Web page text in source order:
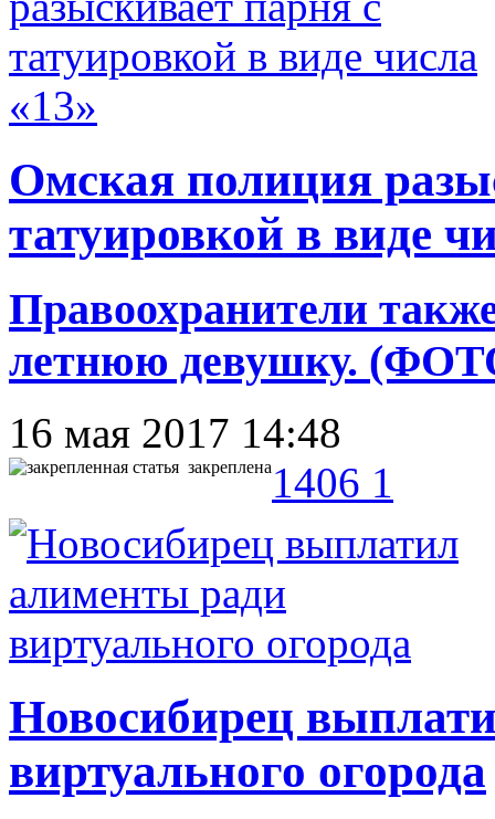
Омская полиция
татуировкой в виде
Правоохранители
летнюю девушку.
16 мая 2017 14:48
закреплена 1406 1
Новосибирец
виртуального огорода